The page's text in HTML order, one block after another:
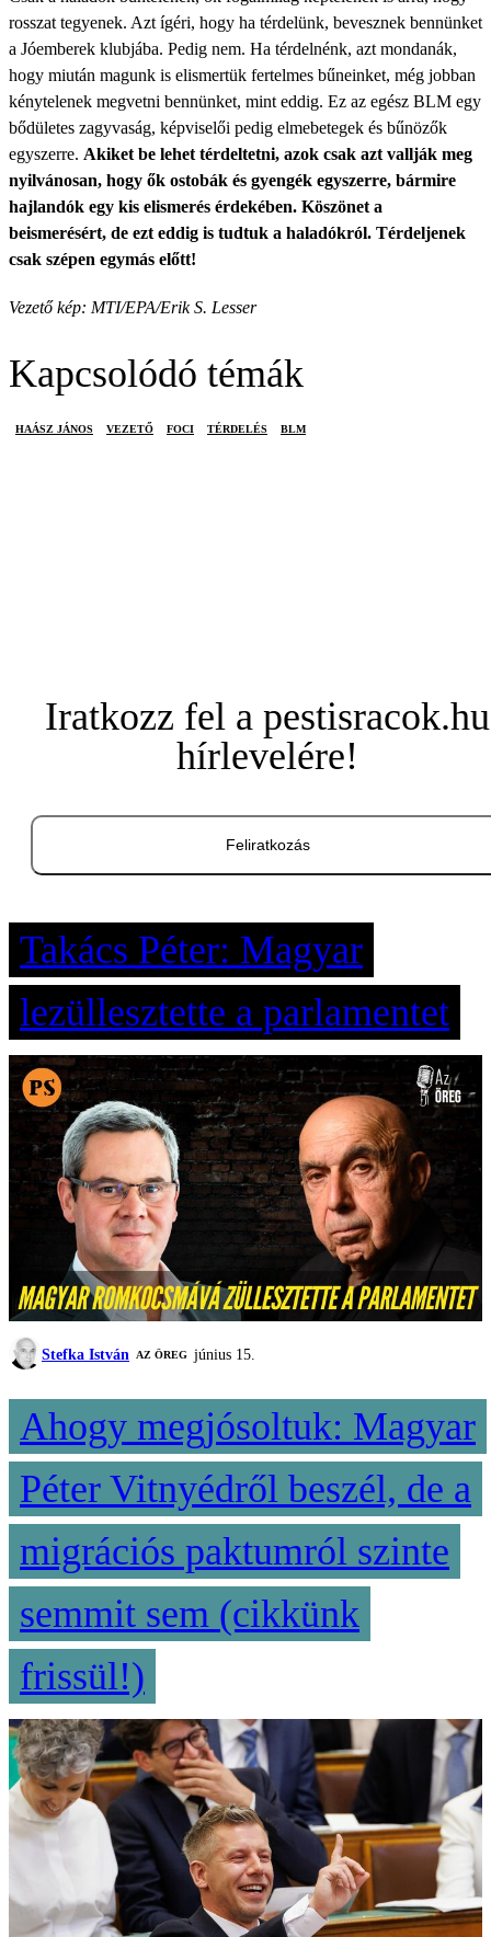
rosszat tegyenek. Azt ígéri, hogy ha térdelünk, bevesznek bennünket
a Jóemberek klubjába. Pedig nem. Ha térdelnénk, azt mondanák,
hogy miután magunk is elismertük fertelmes bűneinket, még jobban
kénytelenek megvetni bennünket, mint eddig. Ez az egész BLM egy
bődületes zagyvaság, képviselői pedig elmebetegek és bűnözők
egyszerre. Akiket be lehet térdeltetni, azok csak azt vallják meg
nyilvánosan, hogy ők ostobák és gyengék egyszerre, bármire
hajlandók egy kis elismerés érdekében. Köszönet a
beismerésért, de ezt eddig is tudtuk a haladókról. Térdeljenek
csak szépen egymás előtt!
Vezető kép: MTI/EPA/Erik S. Lesser
Kapcsolódó témák
HAÁSZ JÁNOS VEZETŐ FOCI TÉRDELÉS BLM
Iratkozz fel a pestisracok.hu
hírlevelére!
Feliratkozás
Takács Péter: Magyar
lezüllesztette a parlamentet
Stefka István AZ ÖREG június 15.
Ahogy megjósoltuk: Magyar
Péter Vitnyédről beszél, de a
migrációs paktumról szinte
semmit sem (cikkünk
frissül!)